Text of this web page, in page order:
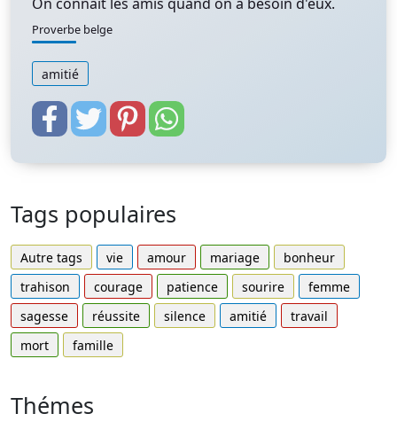
Proverbe belge
amitié
Tags populaires
Autre tags vie amour mariage
bonheur
trahison
courage patience sourire
femme
sagesse
réussite silence amitié
travail
mort
famille
Thémes